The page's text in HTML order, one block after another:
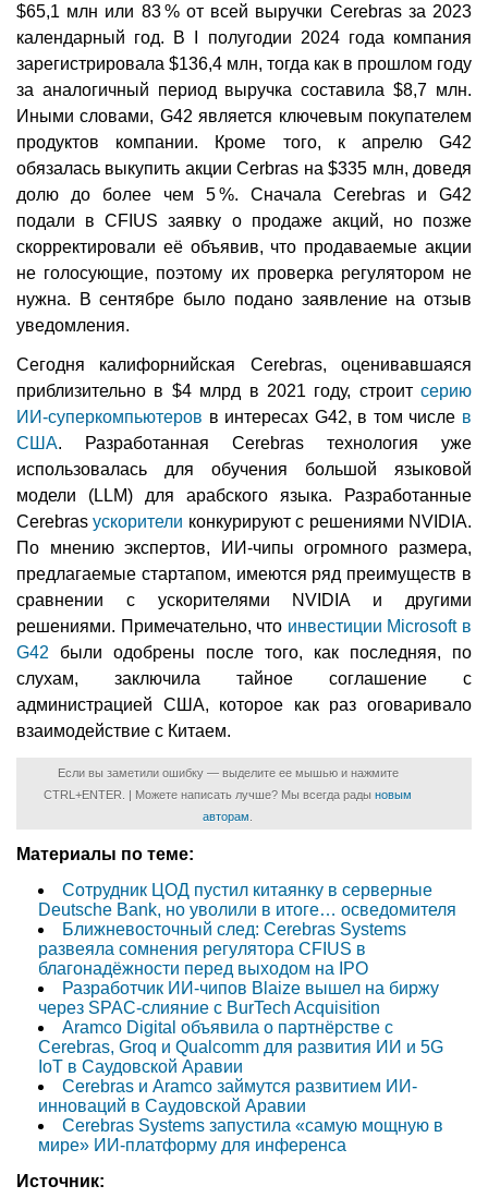
$65,1 млн или 83 % от всей выручки Cerebras за 2023
календарный год. В I полугодии 2024 года компания
зарегистрировала $136,4 млн, тогда как в прошлом году
за аналогичный период выручка составила $8,7 млн.
Иными словами, G42 является ключевым покупателем
продуктов компании. Кроме того, к апрелю G42
обязалась выкупить акции Cerbras на $335 млн, доведя
долю до более чем 5 %. Сначала Cerebras и G42
подали в CFIUS заявку о продаже акций, но позже
скорректировали её объявив, что продаваемые акции
не голосующие, поэтому их проверка регулятором не
нужна. В сентябре было подано заявление на отзыв
уведомления.
Сегодня калифорнийская Cerebras, оценивавшаяся
приблизительно в $4 млрд в 2021 году, строит серию
ИИ-суперкомпьютеров в интересах G42, в том числе в
США. Разработанная Cerebras технология уже
использовалась для обучения большой языковой
модели (LLM) для арабского языка. Разработанные
Cerebrasускорители конкурируют с решениями NVIDIA.
По мнению экспертов, ИИ-чипы огромного размера,
предлагаемые стартапом, имеются ряд преимуществ в
сравнении с ускорителями NVIDIA и другими
решениями. Примечательно, что инвестиции Microsoft в
G42 были одобрены после того, как последняя, по
слухам, заключила тайное соглашение с
администрацией США, которое как раз оговаривало
взаимодействие с Китаем.
Если вы заметили ошибку — выделите ее мышью и нажмите
CTRL+ENTER. | Можете написать лучше? Мы всегда рады новым
авторам
Материалы по теме:
Сотрудник ЦОД пустил китаянку в серверные
Deutsche Bank, но уволили в итоге… осведомителя
Ближневосточный след: Cerebras Systems
развеяла сомнения регулятора CFIUS в
благонадёжности перед выходом на IPO
Разработчик ИИ-чипов Blaize вышел на биржу
через SPAC-слияние с BurTech Acquisition
Aramco Digital объявила о партнёрстве с
Cerebras, Groq и Qualcomm для развития ИИ и 5G
IoT в Саудовской Аравии
Cerebras и Aramco займутся развитием ИИ-
инноваций в Саудовской Аравии
Cerebras Systems запустила «самую мощную в
мире» ИИ-платформу для инференса
Источник: